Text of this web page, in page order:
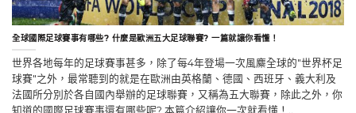
世界各地每年的足球賽事甚多，除了每4年登場一次風麋全球的"世界杯足
球賽"之外，最常聽到的就是在歐洲由英格蘭、德國、西班牙、義大利及
法國所分別於各自國內舉辦的足球聯賽，又稱為五大聯賽，除此之外，你